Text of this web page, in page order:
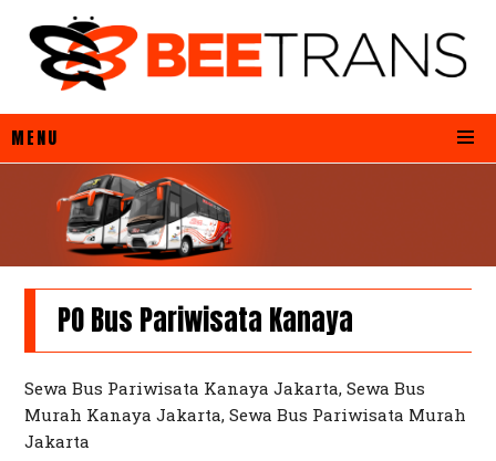
MENU
PO Bus Pariwisata Kanaya
Sewa Bus Pariwisata Kanaya Jakarta, Sewa Bus
Murah Kanaya Jakarta, Sewa Bus Pariwisata Murah
Jakarta